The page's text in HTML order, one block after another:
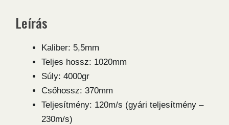
Leírás
Kaliber: 5,5mm
Teljes hossz: 1020mm
Súly: 4000gr
Csőhossz: 370mm
Teljesítmény: 120m/s (gyári teljesítmény –
230m/s)